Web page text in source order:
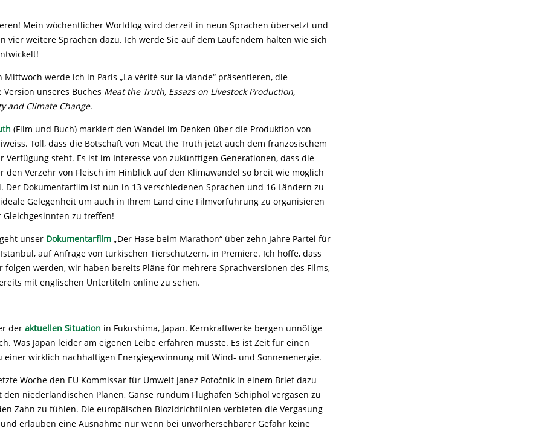
Mein wöchentlicher Worldlog wird derzeit in neun Sprachen übersetzt und
vier weitere Sprachen dazu. Ich werde Sie auf dem Laufendem halten wie sich
Mittwoch werde ich in Paris „La vérité sur la viande“ präsentieren, die
Version unseres Buches Meat the Truth, Essazs on Livestock Production,
and Climate Change.
(Film und Buch) markiert den Wandel im Denken über die Produktion von
Toll, dass die Botschaft von Meat the Truth jetzt auch dem französischem
Verfügung steht. Es ist im Interesse von zukünftigen Generationen, dass die
den Verzehr von Fleisch im Hinblick auf den Klimawandel so breit wie möglich
Der Dokumentarfilm ist nun in 13 verschiedenen Sprachen und 16 Ländern zu
Gelegenheit um auch in Ihrem Land eine Filmvorführung zu organisieren
Gleichgesinnten zu treffen!
unser Dokumentarfilm „Der Hase beim Marathon“ über zehn Jahre Partei für
auf Anfrage von türkischen Tierschützern, in Premiere. Ich hoffe, dass
folgen werden, wir haben bereits Pläne für mehrere Sprachversionen des Films,
mit englischen Untertiteln online zu sehen.
der aktuellen Situation in Fukushima, Japan. Kernkraftwerke bergen unnötige
Was Japan leider am eigenen Leibe erfahren musste. Es ist Zeit für einen
einer wirklich nachhaltigen Energiegewinnung mit Wind- und Sonnenenergie.
Woche den EU Kommissar für Umwelt Janez Potočnik in einem Brief dazu
niederländischen Plänen, Gänse rundum Flughafen Schiphol vergasen zu
Zahn zu fühlen. Die europäischen Biozidrichtlinien verbieten die Vergasung
erlauben eine Ausnahme nur wenn bei unvorhersehbarer Gefahr keine